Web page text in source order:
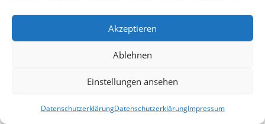
Akzeptieren
Ablehnen
Einstellungen ansehen
DatenschutzerklärungDatenschutzerklärungImpressum
Erstaunlich finden wir die stümperhafte Montage. Zwei
Der Bezirk Bruck/Leitha ist seit